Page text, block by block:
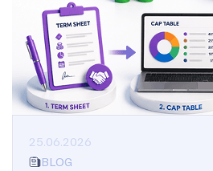
25.06.2026
BLOG